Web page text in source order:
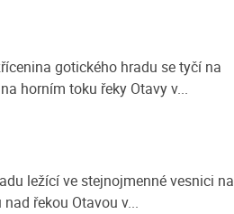
gotického hradu se tyčí na
horním toku řeky Otavy v...
ležící ve stejnojmenné vesnici na
řekou Otavou v...